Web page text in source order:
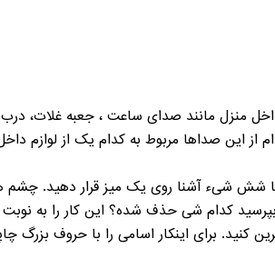
داخل منزل مانند صدای ساعت ، جعبه غلات،
این صداها مربوط به کدام یک از لوازم
شش شیء آشنا روی یک میز قرار دهید. چشم
کدام شی حذف شده؟ این کار را به نوبت
کنید. برای اینکار اسامی را با حروف بزرگ